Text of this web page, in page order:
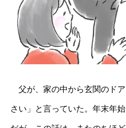
父が、家の中から玄関のド
さい」と言っていた。年末年